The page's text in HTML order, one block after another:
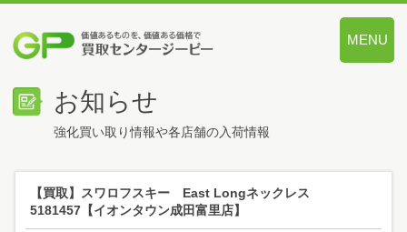
MENU
お知らせ
強化買い取り情報や各店舗の入荷情報
【買取】スワロフスキー East Longネックレス
5181457【イオンタウン成田富里店】